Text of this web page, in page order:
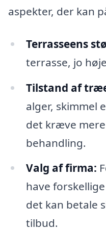
aspekter, der kan
Terrasseens
terrasse, jo
Tilstand af
alger, skimmel
det kræve
behandling.
Valg af firma:
have
det kan betale
tilbud.